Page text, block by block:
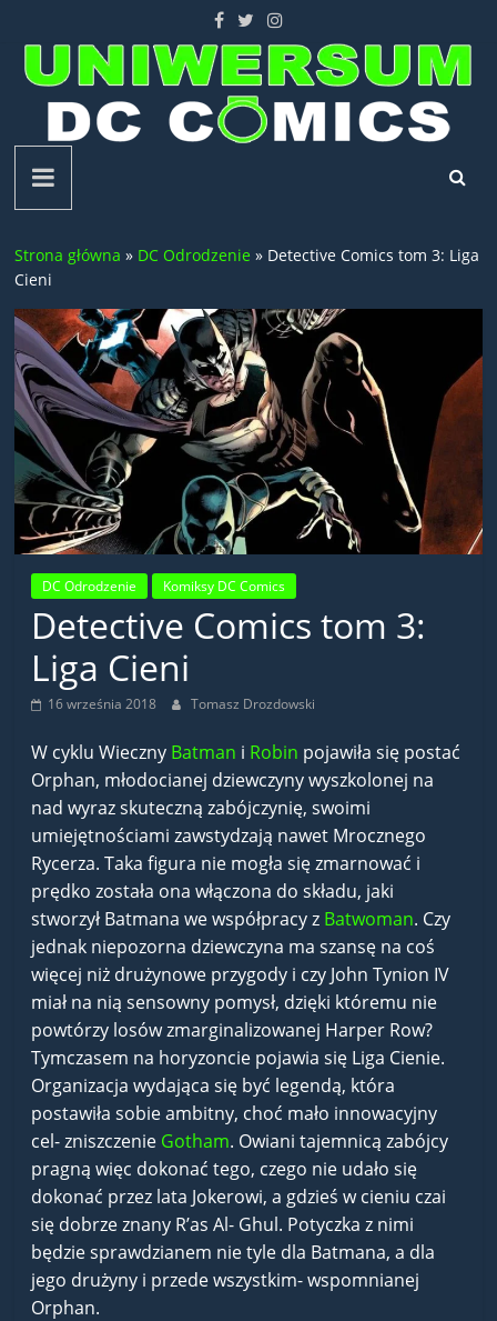
content
Uniwersum
DC
Comics
Strona główna » DC Odrodzenie » Detective Comics tom 3: Liga
Cieni
DC Odrodzenie Komiksy DC Comics
Detective Comics tom 3:
Liga Cieni
16 września 2018 Tomasz Drozdowski
W cyklu Wieczny Batman i Robin pojawiła się postać
Orphan, młodocianej dziewczyny wyszkolonej na
nad wyraz skuteczną zabójczynię, swoimi
umiejętnościami zawstydzają nawet Mrocznego
Rycerza. Taka figura nie mogła się zmarnować i
prędko została ona włączona do składu, jaki
stworzył Batmana we współpracy z Batwoman. Czy
jednak niepozorna dziewczyna ma szansę na coś
więcej niż drużynowe przygody i czy John Tynion IV
miał na nią sensowny pomysł, dzięki któremu nie
powtórzy losów zmarginalizowanej Harper Row?
Tymczasem na horyzoncie pojawia się Liga Cienie.
Organizacja wydająca się być legendą, która
postawiła sobie ambitny, choć mało innowacyjny
cel- zniszczenie Gotham. Owiani tajemnicą zabójcy
pragną więc dokonać tego, czego nie udało się
dokonać przez lata Jokerowi, a gdzieś w cieniu czai
się dobrze znany R’as Al- Ghul. Potyczka z nimi
będzie sprawdzianem nie tyle dla Batmana, a dla
jego drużyny i przede wszystkim- wspomnianej
Orphan.